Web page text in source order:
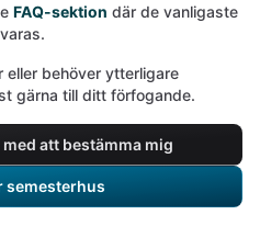
FAQ-sektion där de vanligaste
eller behöver ytterligare
gärna till ditt förfogande.
att bestämma mig
semesterhus